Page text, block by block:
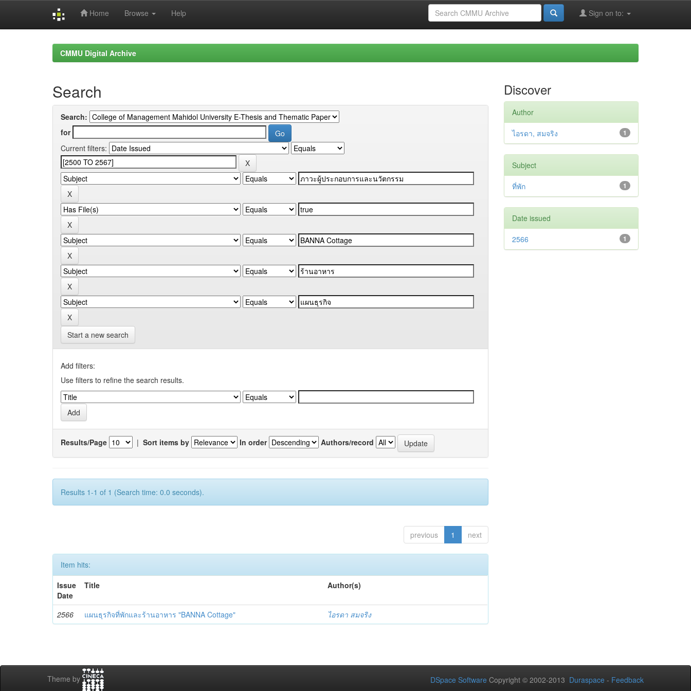
Home Browse Help Sign on to:
CMMU Digital Archive
Search
Search:
for
Current filters:
Start a new search
Add filters:
Use filters to refine the search results.
Results/Page | Sort items by In order Authors/record
Results 1-1 of 1 (Search time: 0.0 seconds).
previous 1 next
Item hits:
Issue
Date
Title Author(s)
2566 แผนธุรกิจที่พักและร้านอาหาร "BANNA Cottage" ไอรดา สมจริง
Discover
Author
1
ไอรดา, สมจริง
Subject
1
ที่พัก
Date issued
1
2566
Theme by DSpace Software Copyright © 2002-2013 Duraspace - Feedback